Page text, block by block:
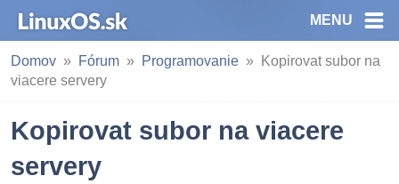
MENU
Domov Fórum Programovanie
Kopirovat subor na
viacere servery
Kopirovat subor na viacere
servery